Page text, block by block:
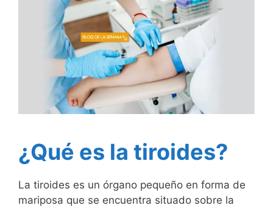
¿Qué es la tiroides?
La tiroides es un órgano pequeño en forma de
mariposa que se encuentra situado sobre la